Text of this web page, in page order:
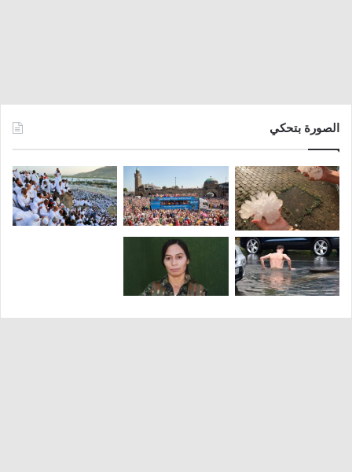
الصورة بتحكي